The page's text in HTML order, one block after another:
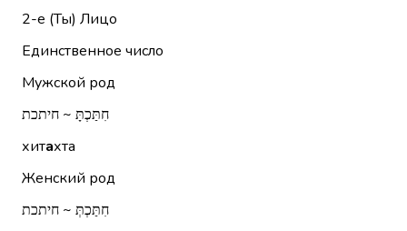
2-е (Ты) Лицо
Единственное число
Мужской род
חִתַּכְתָּ ~ חיתכת
хитахта
Женский род
חִתַּכְתְּ ~ חיתכת